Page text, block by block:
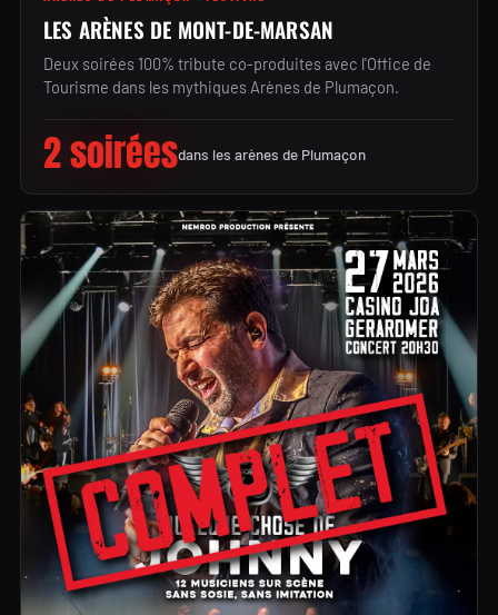
LES ARÈNES DE MONT-DE-MARSAN
Deux soirées 100% tribute co-produites avec l'Office de
Tourisme dans les mythiques Arènes de Plumaçon.
2 soiréesdans les arènes de Plumaçon